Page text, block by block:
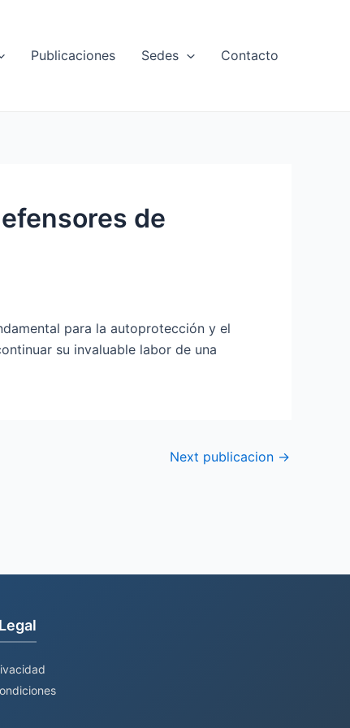
Publicaciones Sedes Contacto
de
para la autoprotección y el
su invaluable labor de una
Next publicacion →